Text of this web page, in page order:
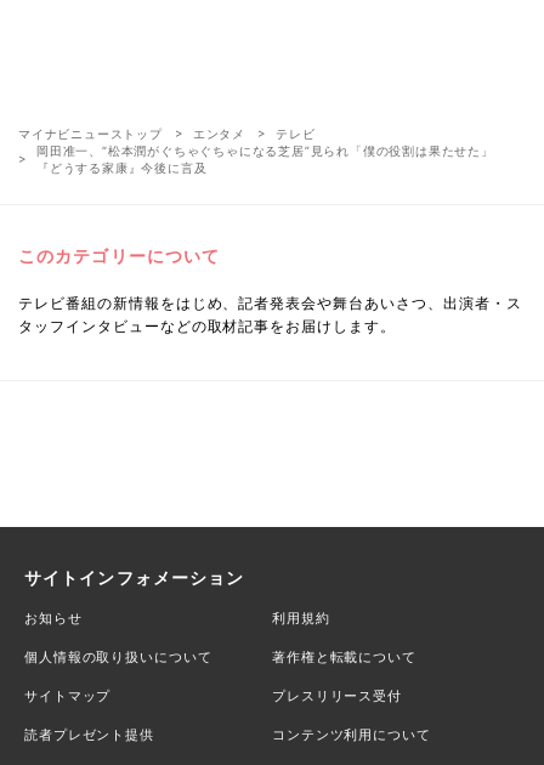
マイナビニューストップ エンタメ
テレビ
岡田准一、“松本潤がぐちゃぐちゃになる芝居”見られ「僕の役割は果たせた」
『どうする家康』今後に言及
このカテゴリーについて
テレビ番組の新情報をはじめ、記者発表会や舞台あいさつ、出演者・ス
タッフインタビューなどの取材記事をお届けします。
サイトインフォメーション
お知らせ 利用規約
個人情報の取り扱いについて 著作権と転載について
サイトマップ プレスリリース受付
読者プレゼント提供 コンテンツ利用について